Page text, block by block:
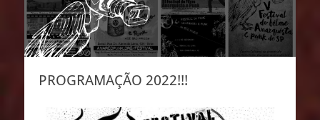
PROGRAMAÇÃO 2022!!!